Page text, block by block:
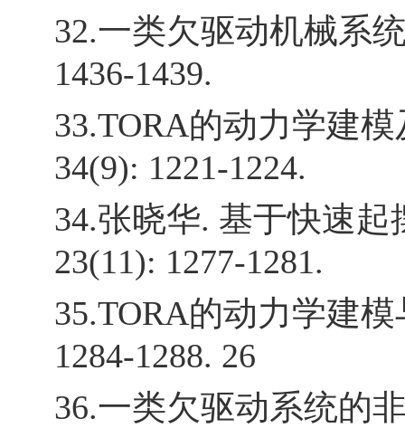
32.一类欠驱动机械系
1436-1439.
33.TORA的动力学建
34(9): 1221-1224.
34.张晓华. 基于快速起
23(11): 1277-1281.
35.TORA的动力学建
1284-1288. 26
36.一类欠驱动系统的